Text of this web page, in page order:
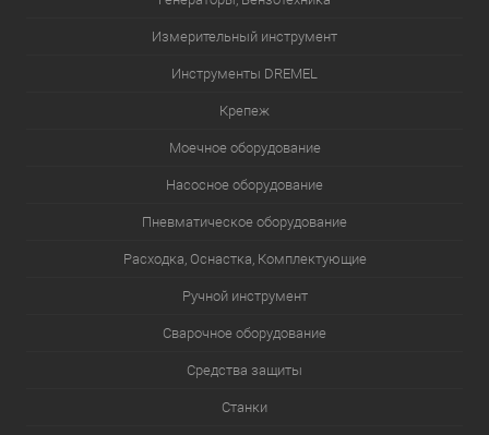
Измерительный инструмент
Инструменты DREMEL
Крепеж
Моечное оборудование
Насосное оборудование
Пневматическое оборудование
Расходка, Оснастка, Комплектующие
Ручной инструмент
Сварочное оборудование
Средства защиты
Станки